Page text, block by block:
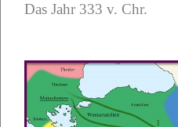
Das Jahr 333 v. Chr.